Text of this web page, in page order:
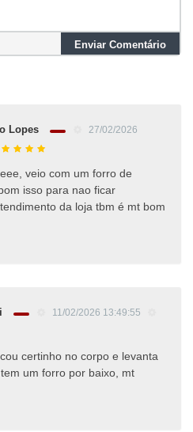
Enviar Comentário
Lopes
27/02/2026
veio com um forro de
isso para nao ficar
da loja tbm é mt bom
11/02/2026 13:49:55
certinho no corpo e levanta
um forro por baixo, mt